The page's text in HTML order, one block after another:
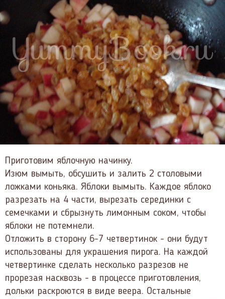
Приготовим яблочную начинку.
Изюм вымыть, обсушить и залить 2 столовыми
ложками коньяка. Яблоки вымыть. Каждое яблоко
разрезать на 4 части, вырезать серединки с
семечками и сбрызнуть лимонным соком, чтобы
яблоки не потемнели.
Отложить в сторону 6-7 четвертинок - они будут
использованы для украшения пирога. На каждой
четвертинке сделать несколько разрезов не
прорезая насквозь - в процессе приготовления,
дольки раскроются в виде веера. Остальные